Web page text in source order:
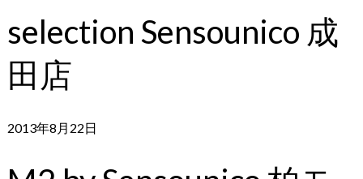
selection Sensounico 成
田店
2013年8月22日